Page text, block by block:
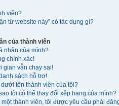
viên?
từ website này” có tác dụng gì?
của thành viên
nhân của mình?
chính xác!
gian vẫn chạy sai!
sách hỗ trợ!
tên thành viên của tôi?
tôi có thể thay đổi xếp hạng của mình?
thành viên, tôi được yêu cầu phải